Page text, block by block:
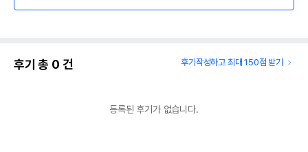
후기 총 0 건 후기작성하고 최대 150점 받기
등록된 후기가 없습니다.